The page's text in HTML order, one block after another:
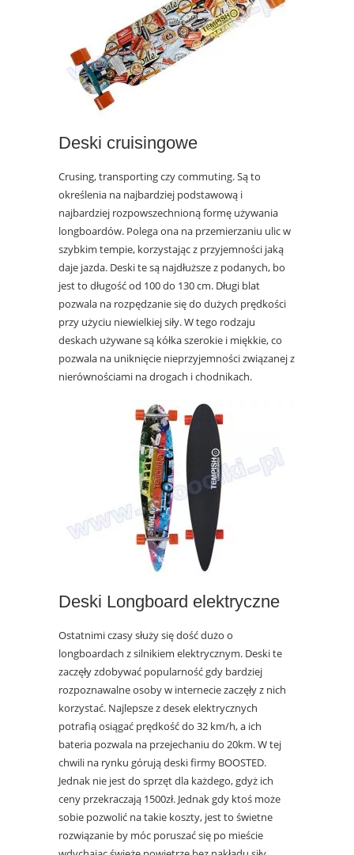
Deski cruisingowe
Crusing, transporting czy commuting. Są to
określenia na najbardziej podstawową i
najbardziej rozpowszechnioną formę używania
longboardów. Polega ona na przemierzaniu ulic w
szybkim tempie, korzystając z przyjemności jaką
daje jazda. Deski te są najdłuższe z podanych, bo
jest to długość od 100 do 130 cm. Długi blat
pozwala na rozpędzanie się do dużych prędkości
przy użyciu niewielkiej siły. W tego rodzaju
deskach używane są kółka szerokie i miękkie, co
pozwala na uniknięcie nieprzyjemności związanej z
nierównościami na drogach i chodnikach.
Deski Longboard elektryczne
Ostatnimi czasy służy się dość dużo o
longboardach z silnikiem elektrycznym. Deski te
zaczęły zdobywać popularność gdy bardziej
rozpoznawalne osoby w internecie zaczęły z nich
korzystać. Najlepsze z desek elektrycznych
potrafią osiągać prędkość do 32 km/h, a ich
bateria pozwala na przejechaniu do 20km. W tej
chwili na rynku górują deski firmy BOOSTED.
Jednak nie jest do sprzęt dla każdego, gdyż ich
ceny przekraczają 1500zł. Jednak gdy ktoś może
sobie pozwolić na takie koszty, jest to świetne
rozwiązanie by móc poruszać się po mieście